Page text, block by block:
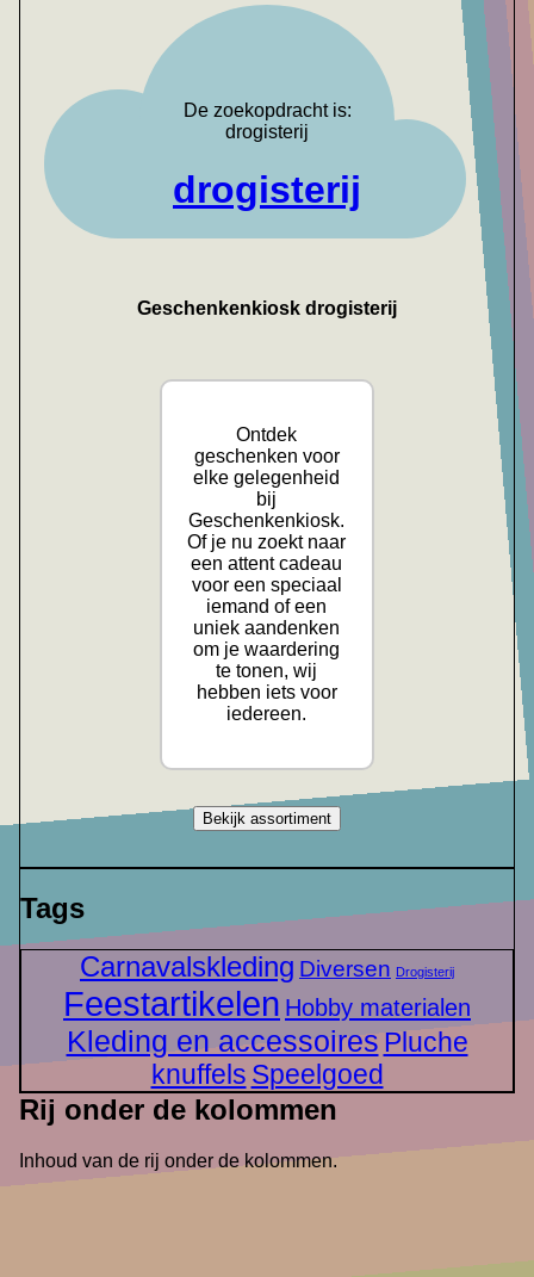
De zoekopdracht is:
drogisterij
drogisterij
Geschenkenkiosk drogisterij
Ontdek
geschenken voor
elke gelegenheid
bij
Geschenkenkiosk.
Of je nu zoekt naar
een attent cadeau
voor een speciaal
iemand of een
uniek aandenken
om je waardering
te tonen, wij
hebben iets voor
iedereen.
Bekijk assortiment
Tags
Carnavalskleding Diversen Drogisterij
Feestartikelen Hobby materialen
Kleding en accessoiresPluche
knuffels Speelgoed
Rij onder de kolommen
Inhoud van de rij onder de kolommen.